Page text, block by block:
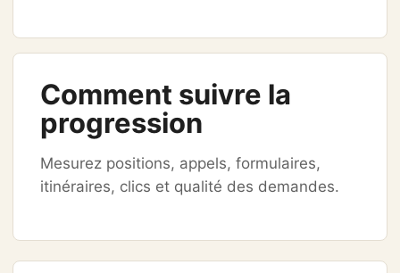
Comment suivre la
progression
Mesurez positions, appels, formulaires,
itinéraires, clics et qualité des demandes.